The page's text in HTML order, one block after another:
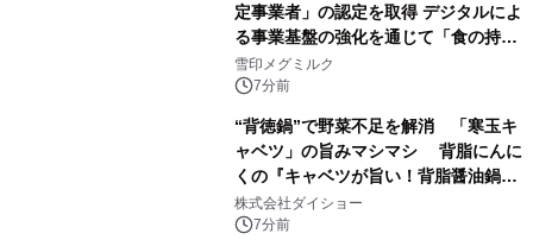
定事業者」の認定を取得 デジタルによ
る事業基盤の強化を通じて「食の持続
性」を実現
雪印メグミルク
7分前
“背徳鍋”で野菜不足を解消 「寒玉キ
ャベツ」の旨みマシマシ 背脂にんに
くの『キャベツが旨い！背脂醤油鍋ス
ープ』発売
株式会社ダイショー
7分前